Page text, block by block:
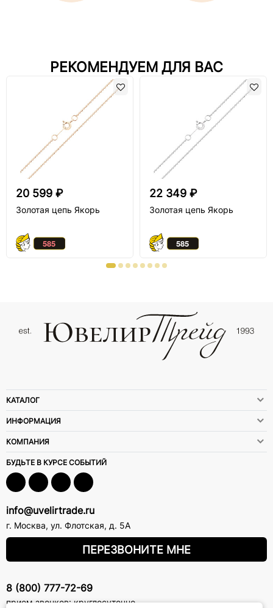
РЕКОМЕНДУЕМ ДЛЯ ВАС
20 599 ₽
Золотая цепь Якорь
22 349 ₽
Золотая цепь Якорь
КАТАЛОГ
ИНФОРМАЦИЯ
КОМПАНИЯ
БУДЬТЕ В КУРСЕ СОБЫТИЙ
info@uvelirtrade.ru
г. Москва, ул. Флотская, д. 5А
ПЕРЕЗВОНИТЕ МНЕ
8 (800) 777-72-69
прием звонков: круглосуточно